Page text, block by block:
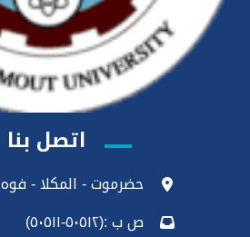
اتصل بنا
حضرموت - المكلا - فوه
ص ب :(٥٠٥١٢-٥٠٥١١)